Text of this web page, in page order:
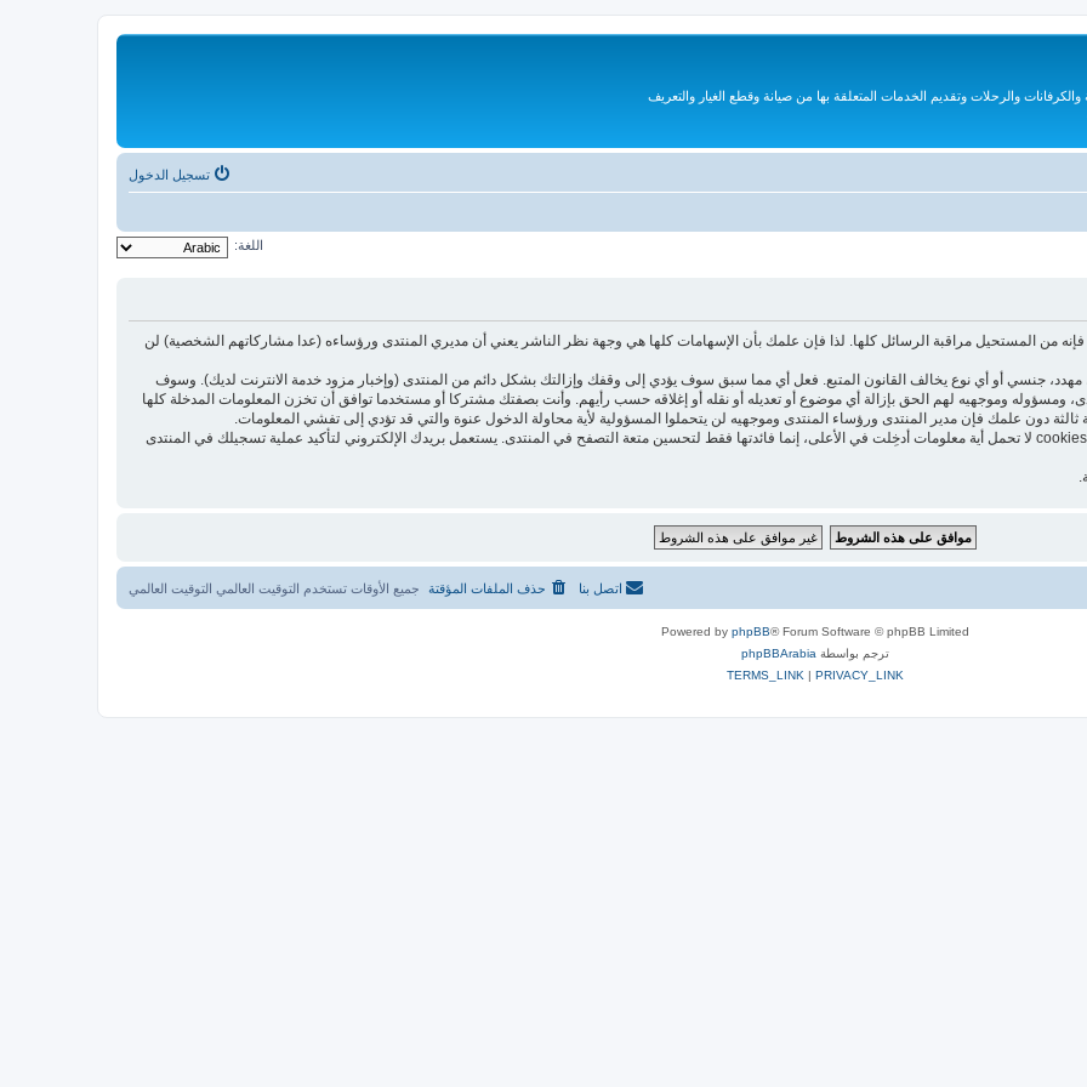
والرحلات وتقديم الخدمات المتعلقة بها من صيانة وقطع الغيار والتعريف
تسجيل الدخول
اللغة:
من المستحيل مراقبة الرسائل كلها. لذا فإن علمك بأن الإسهامات كلها هي وجهة نظر الناشر يعني أن مديري المنتدى ورؤساءه (عدا مشاركاتهم الشخصية) لن
جنسي أو أي نوع يخالف القانون المتبع. فعل أي مما سبق سوف يؤدي إلى وقفك وإزالتك بشكل دائم من المنتدى (وإخبار مزود خدمة الانترنت لديك). وسوف
ومسؤوله وموجهيه لهم الحق بإزالة أي موضوع أو تعديله أو نقله أو إغلاقه حسب رأيهم. وأنت بصفتك مشتركا أو مستخدما توافق أن تخزن المعلومات المدخلة كلها
دون علمك فإن مدير المنتدى ورؤساء المنتدى وموجهيه لن يتحملوا المسؤولية لأية محاولة الدخول عنوة والتي قد تؤدي إلى تفشي المعلومات.
هذا المنتدى يستعمل الـ cookies لتخزين معلومات على جهازك. هذه الـ cookies لا تحمل أية معلومات أدخِلت في الأعلى، إنما فائدتها فقط لتحسين متعة التصفح في المنتدى. يستعمل بريدك الإلكتروني لتأكيد عملية تسجيلك في المنتدى
جميع الأوقات تستخدم التوقيت العالمي التوقيت العالمي حذف الملفات المؤقتة اتصل بنا
Powered by phpBB® Forum Software © phpBB Limited
ترجم بواسطة phpBBArabia
PRIVACY_LINK
|
TERMS_LINK